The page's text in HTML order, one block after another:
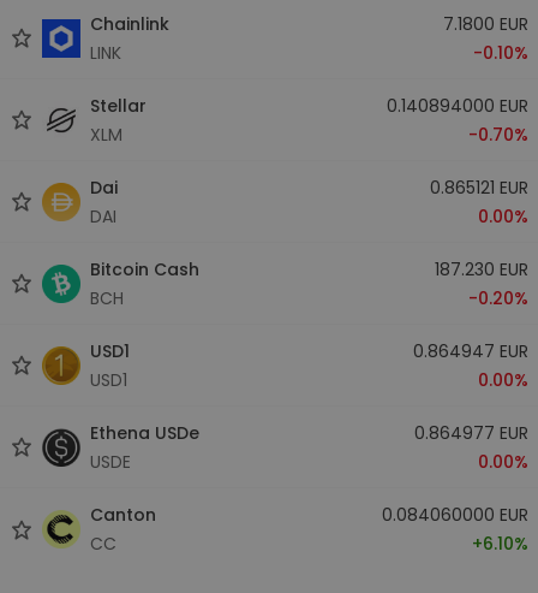
Chainlink
LINK
7.1800 EUR
-0.10%
Stellar
XLM
0.140894000 EUR
-0.70%
Dai
DAI
0.865121 EUR
0.00%
Bitcoin Cash
BCH
187.230 EUR
-0.20%
USD1
USD1
0.864947 EUR
0.00%
Ethena USDe
USDE
0.864977 EUR
0.00%
Canton
CC
0.084060000 EUR
+6.10%